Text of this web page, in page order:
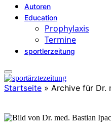
Autoren
Education
Prophylaxis
Termine
sportlerzeitung
Startseite » Archive für Dr.